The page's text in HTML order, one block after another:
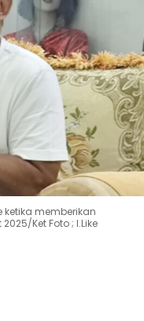
ketika memberikan
Ket Foto ; I.Like